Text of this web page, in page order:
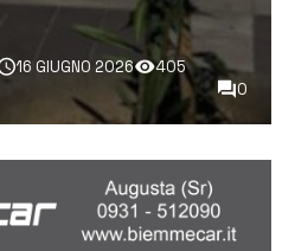
16 GIUGNO 2026
405
0